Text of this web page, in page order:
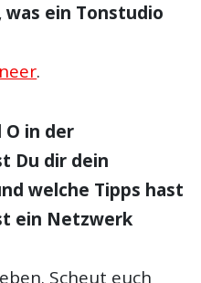
ein Tonstudio
.
O in der
Du dir dein
welche Tipps hast
ein Netzwerk
Scheut euch